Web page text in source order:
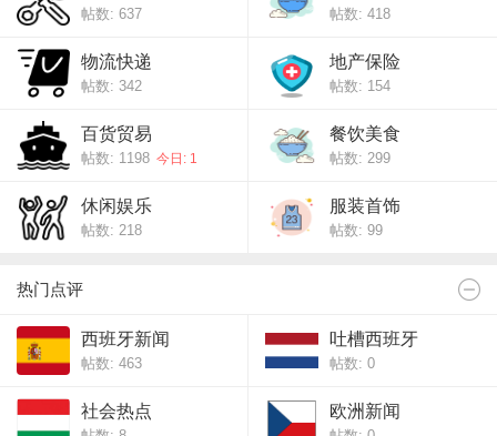
帖数: 637 帖数: 418
物流快递
帖数: 342
地产保险
帖数: 154
百货贸易
帖数: 1198 今日: 1
餐饮美食
帖数: 299
休闲娱乐
帖数: 218
服装首饰
帖数: 99
热门点评
西班牙新闻
帖数: 463
吐槽西班牙
帖数: 0
社会热点 欧洲新闻